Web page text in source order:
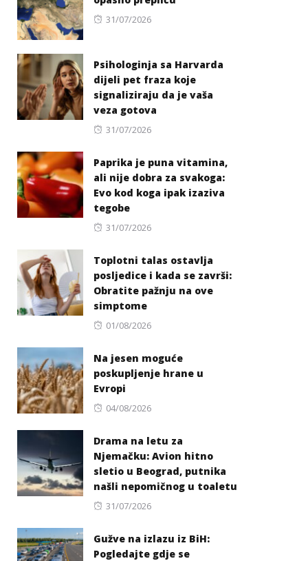
Posted
31/07/2026
Psihologinja sa Harvarda
dijeli pet fraza koje
signaliziraju da je vaša
veza gotova
Posted
31/07/2026
Paprika je puna vitamina,
ali nije dobra za svakoga:
Evo kod koga ipak izaziva
tegobe
Posted
31/07/2026
Toplotni talas ostavlja
posljedice i kada se završi:
Obratite pažnju na ove
simptome
Posted
01/08/2026
Na jesen moguće
poskupljenje hrane u
Evropi
Posted
04/08/2026
Drama na letu za
Njemačku: Avion hitno
sletio u Beograd, putnika
našli nepomičnog u toaletu
Posted
31/07/2026
Gužve na izlazu iz BiH:
Pogledajte gdje se